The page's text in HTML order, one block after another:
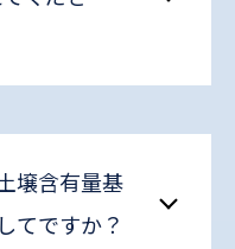
壌含有量基
てですか？